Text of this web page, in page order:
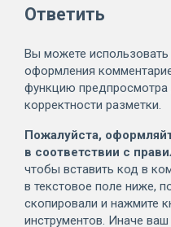
Ответить
Вы можете использовать
оформления
функцию предпросмотра
корректности разметки.
Пожалуйста,
в соответствии с
чтобы вставить код в
в текстовое поле ниже,
скопировали и нажмите
инструментов. Иначе